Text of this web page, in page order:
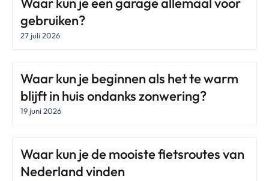
gebruiken?
27 juli 2026
Waar kun je beginnen als het te warm
blijft in huis ondanks zonwering?
19 juni 2026
Waar kun je de mooiste fietsroutes van
Nederland vinden